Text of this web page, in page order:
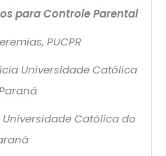
para Controle Parental
PUCPR
Universidade Católica
Católica do